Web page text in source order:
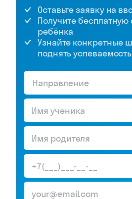
Оставьте заявку на
Получите
ребёнка
Узнайте конкретные
поднять успеваемость
Направление